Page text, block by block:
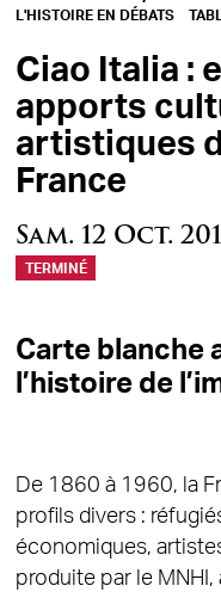
L'HISTOIRE EN DÉBATS
Ciao Italia :
apports
artistiques
France
Sam. 12 Oct.
TERMINÉ
Carte blanche
l’histoire de
De 1860 à 1960, la
profils divers :
économiques,
produite par le